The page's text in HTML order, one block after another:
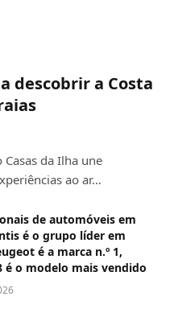
descobrir a Costa
da Ilha une
ao ar…
de automóveis em
é o grupo líder em
é a marca n.º 1,
é o modelo mais vendido